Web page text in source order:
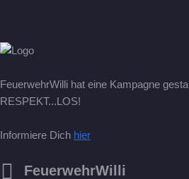
FeuerwehrWilli hat eine Kampagne
RESPEKT...LOS!
Informiere Dich hier
FeuerwehrWilli